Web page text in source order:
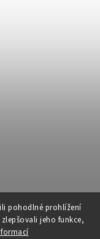
pohodlné prohlížení
jeho funkce,